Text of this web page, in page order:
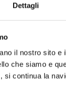
Dettagli
il nostro sito
che siamo e
continua la
e di